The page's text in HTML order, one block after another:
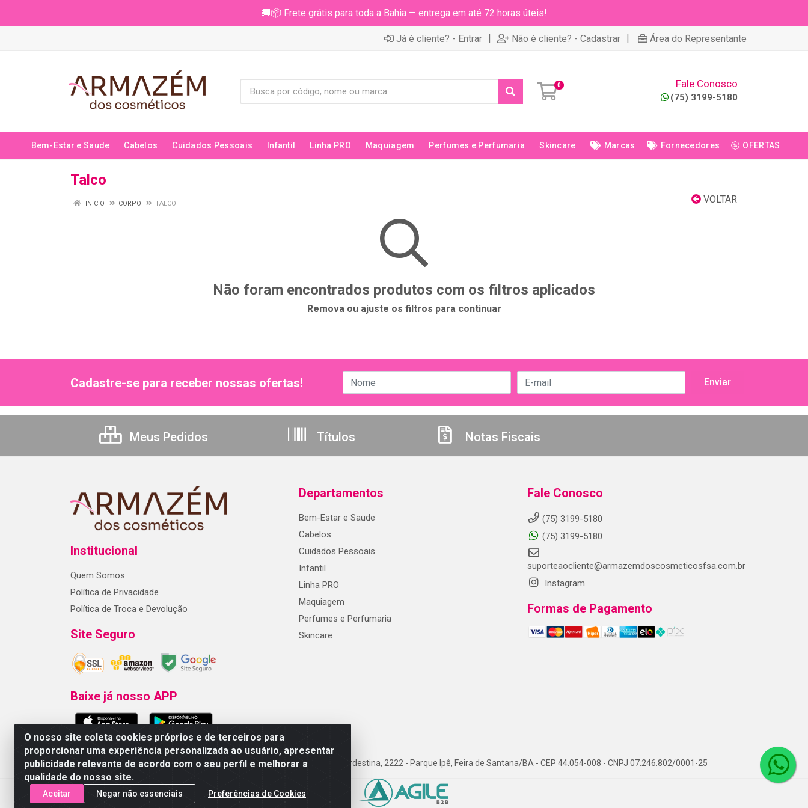
🚚📦 Frete grátis para toda a Bahia — entrega em até 72 horas úteis!
Já é cliente? - Entrar | Não é cliente? - Cadastrar | Área do Representante
0 Fale Conosco
(75) 3199-5180
Bem-Estar e Saude Cabelos Cuidados Pessoais Infantil Linha PRO Maquiagem Perfumes e Perfumaria Skincare Marcas Fornecedores OFERTAS
Talco
VOLTAR
INÍCIO CORPO TALCO
Não foram encontrados produtos com os filtros aplicados
Remova ou ajuste os filtros para continuar
O nosso site coleta cookies próprios e de terceiros para
proporcionar uma experiência personalizada ao usuário, apresentar
publicidade relevante de acordo com o seu perfil e melhorar a
qualidade do nosso site.
Aceitar Negar não essenciais Preferências de Cookies
Cadastre-se para receber nossas ofertas!
Meus Pedidos Títulos Notas Fiscais
Institucional
Quem Somos
Política de Privacidade
Política de Troca e Devolução
Site Seguro
Baixe já nosso APP
Departamentos
Bem-Estar e Saude
Cabelos
Cuidados Pessoais
Infantil
Linha PRO
Maquiagem
Perfumes e Perfumaria
Skincare
Fale Conosco
(75) 3199-5180
(75) 3199-5180
suporteaocliente@armazemdoscosmeticosfsa.com.br
Instagram
Formas de Pagamento
ARMAZEM DOS COSMETICOS DISTRIBUIDORA LTDA - Av.Transnordestina, 2222 - Parque Ipê, Feira de Santana/BA - CEP 44.054-008 - CNPJ 07.246.802/0001-25